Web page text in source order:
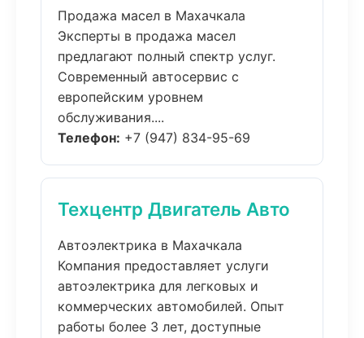
Продажа масел в Махачкала
Эксперты в продажа масел
предлагают полный спектр услуг.
Современный автосервис с
европейским уровнем
обслуживания....
Телефон: +7 (947) 834-95-69
Техцентр Двигатель Авто
Автоэлектрика в Махачкала
Компания предоставляет услуги
автоэлектрика для легковых и
коммерческих автомобилей. Опыт
работы более 3 лет, доступные